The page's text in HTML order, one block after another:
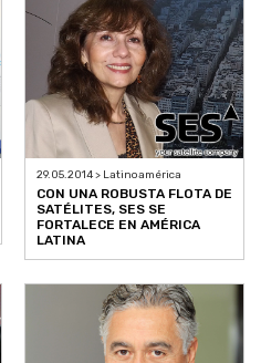
29.05.2014 > Latinoamérica
CON UNA ROBUSTA FLOTA DE
SATÉLITES, SES SE
FORTALECE EN AMÉRICA
LATINA